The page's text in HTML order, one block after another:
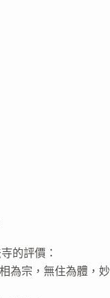
的評價：
為宗，無住為體，